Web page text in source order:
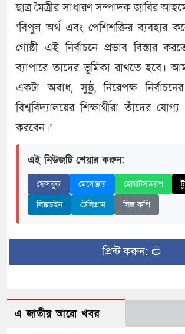
ছাত্র মৈত্রীর সাধারণ সম্পাদক জাবির
‘বিপুল অর্থ এবং পেশিশক্তির ব্যবহার
গোষ্ঠী এই নির্বাচনে প্রভাব বিস্তার
ব্যাপারে তাদের ভূমিকা রাখতে হবে।
একটা অবাধ, সুষ্ঠু, নিরেপক্ষ
বিশ্ববিদ্যালয়ের শিক্ষার্থীরা তাঁদের যোগ্য
করবেন।’
এই নিউজটি শেয়ার করুন:
ফেসবুক মেসেঞ্জার হোয়াটসঅ্যাপ
লিঙ্কডইন
টেলিগ্রাম লিঙ্ক কপি
প্রিন্ট করুন:
এ জাতীয় আরো খবর